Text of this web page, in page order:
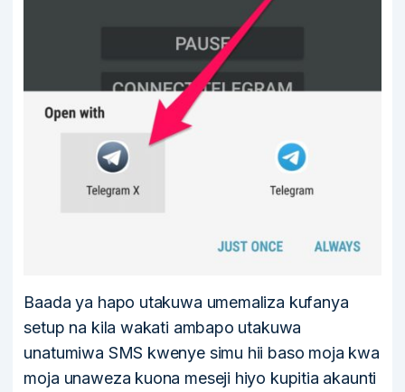
Baada ya hapo utakuwa umemaliza kufanya
setup na kila wakati ambapo utakuwa
unatumiwa SMS kwenye simu hii baso moja kwa
moja unaweza kuona meseji hiyo kupitia akaunti